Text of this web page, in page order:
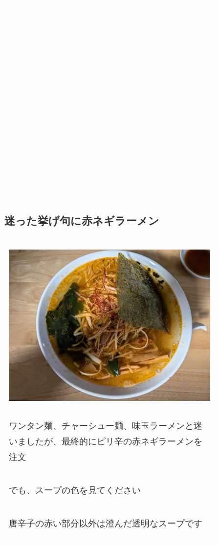
迷った挙げ句に赤ネギラーメン
ワンタン麺、チャーシュー麺、味玉ラーメンと迷
いましたが、最終的にピリ辛の赤ネギラーメンを
注文
でも、スープの色を見てください
唐辛子の赤い部分以外は澄んだ透明なスープです